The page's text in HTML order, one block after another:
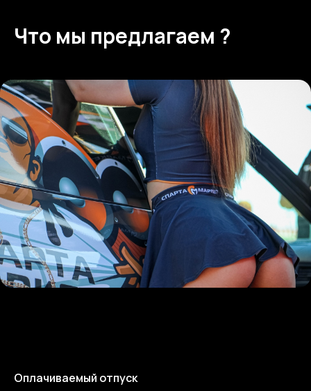
Что мы предлагаем ?
Оплачиваемый отпуск